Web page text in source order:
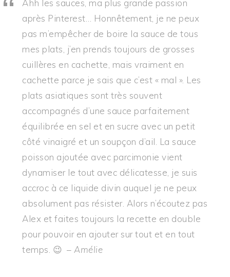
Ahh les sauces, ma plus grande passion
après Pinterest… Honnêtement, je ne peux
pas m’empêcher de boire la sauce de tous
mes plats, j’en prends toujours de grosses
cuillères en cachette, mais vraiment en
cachette parce je sais que c’est « mal ». Les
plats asiatiques sont très souvent
accompagnés d’une sauce parfaitement
équilibrée en sel et en sucre avec un petit
côté vinaigré et un soupçon d’ail. La sauce
poisson ajoutée avec parcimonie vient
dynamiser le tout avec délicatesse, je suis
accroc à ce liquide divin auquel je ne peux
absolument pas résister. Alors n’écoutez pas
Alex et faites toujours la recette en double
pour pouvoir en ajouter sur tout et en tout
temps. 😉 –Amélie